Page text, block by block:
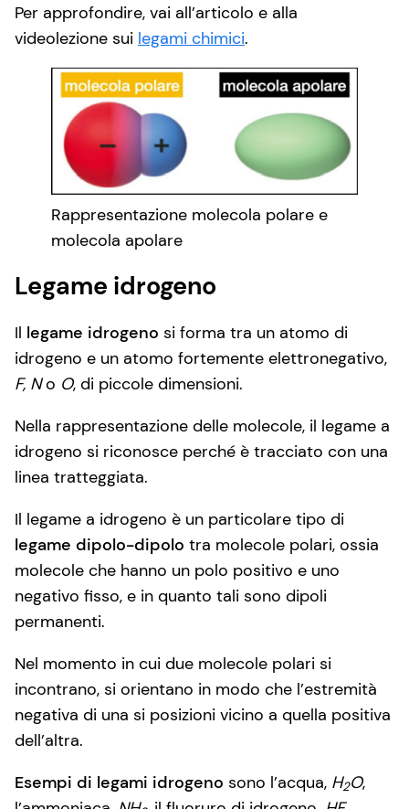
Per approfondire, vai all’articolo e alla
videolezione sui legami chimici.
Rappresentazione molecola polare e
molecola apolare
Legame idrogeno
Il legame idrogeno si forma tra un atomo di
idrogeno e un atomo fortemente elettronegativo,
F, No O, di piccole dimensioni.
Nella rappresentazione delle molecole, il legame a
idrogeno si riconosce perché è tracciato con una
linea tratteggiata.
Il legame a idrogeno è un particolare tipo di
legame dipolo-dipolo tra molecole polari, ossia
molecole che hanno un polo positivo e uno
negativo fisso, e in quanto tali sono dipoli
permanenti.
Nel momento in cui due molecole polari si
incontrano, si orientano in modo che l’estremità
negativa di una si posizioni vicino a quella positiva
dell’altra.
Esempi di legami idrogeno sono l’acqua, H2O,